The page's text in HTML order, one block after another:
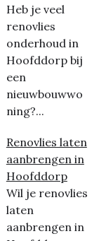
Heb je veel
renovlies
onderhoud in
Hoofddorp bij
een
nieuwbouwwo
ning?...
Renovlies laten
aanbrengen in
Hoofddorp
Wil je renovlies
laten
aanbrengen in